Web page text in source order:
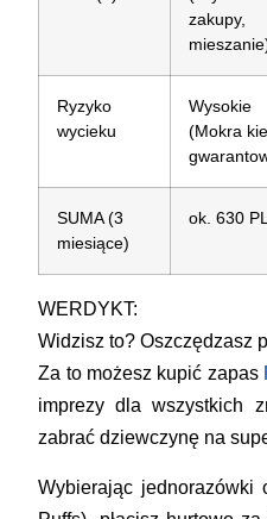
zakupy,
Ryzyko
wycieku
Wysokie
(Mokra
SUMA (3
miesiące)
ok. 630
WERDYKT:
Widzisz to?Oszczędzasz
Za to możesz kupić zapas
imprezy dla wszystkich
zabrać dziewczynę na
Wybierając